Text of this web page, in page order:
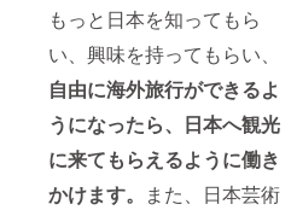
もっと日本を知ってもら
い、興味を持ってもらい、
自由に海外旅行ができるよ
うになったら、日本へ観光
に来てもらえるように働き
かけます。 また、日本芸術